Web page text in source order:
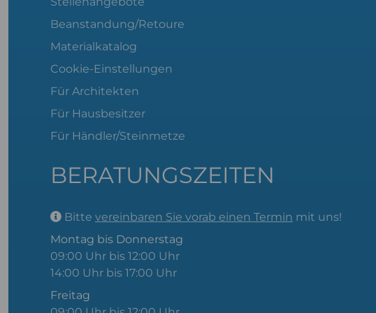
Beanstandung/Retoure
Materialkatalog
Cookie-Einstellungen
Für Architekten
Für Hausbesitzer
Für Händler/Steinmetze
BERATUNGSZEITEN
Bitte vereinbaren Sie vorab einen Termin mit uns!
Montag bis Donnerstag
09:00 Uhr bis 12:00 Uhr
14:00 Uhr bis 17:00 Uhr
Freitag